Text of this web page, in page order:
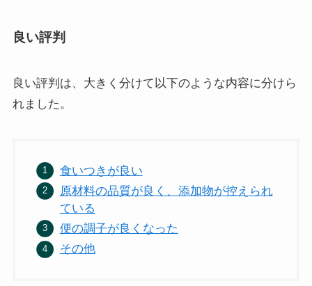
良い評判
良い評判は、大きく分けて以下のような内容に分けら
れました。
食いつきが良い
原材料の品質が良く、添加物が控えられ
ている
便の調子が良くなった
その他